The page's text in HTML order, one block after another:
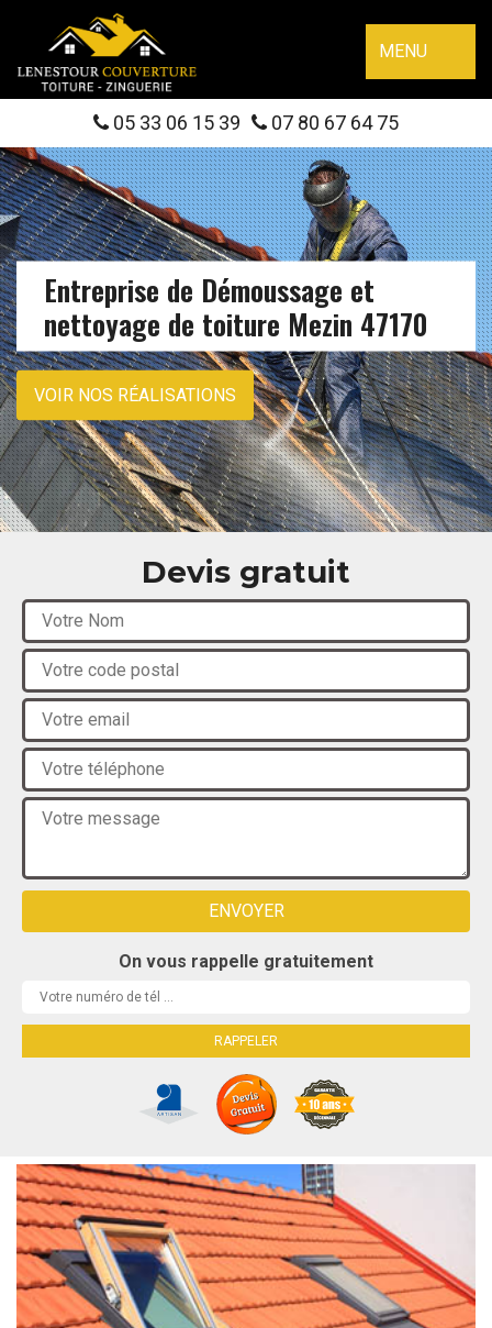
MENU
05 33 06 15 39 07 80 67 64 75
Entreprise de Démoussage et
nettoyage de toiture Mezin 47170
VOIR NOS RÉALISATIONS
Devis gratuit
On vous rappelle gratuitement